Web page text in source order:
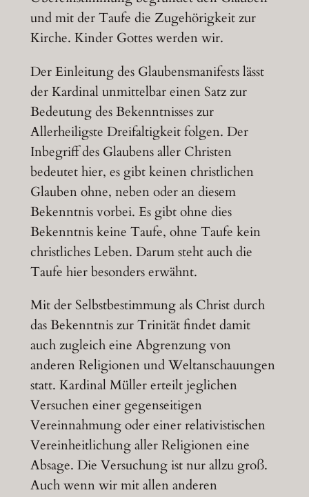
und mit der Taufe die Zugehörigkeit zur
Kirche. Kinder Gottes werden wir.
Der Einleitung des Glaubensmanifests lässt
der Kardinal unmittelbar einen Satz zur
Bedeutung des Bekenntnisses zur
Allerheiligste Dreifaltigkeit folgen. Der
Inbegriff des Glaubens aller Christen
bedeutet hier, es gibt keinen christlichen
Glauben ohne, neben oder an diesem
Bekenntnis vorbei. Es gibt ohne dies
Bekenntnis keine Taufe, ohne Taufe kein
christliches Leben. Darum steht auch die
Taufe hier besonders erwähnt.
Mit der Selbstbestimmung als Christ durch
das Bekenntnis zur Trinität findet damit
auch zugleich eine Abgrenzung von
anderen Religionen und Weltanschauungen
statt. Kardinal Müller erteilt jeglichen
Versuchen einer gegenseitigen
Vereinnahmung oder einer relativistischen
Vereinheitlichung aller Religionen eine
Absage. Die Versuchung ist nur allzu groß.
Auch wenn wir mit allen anderen